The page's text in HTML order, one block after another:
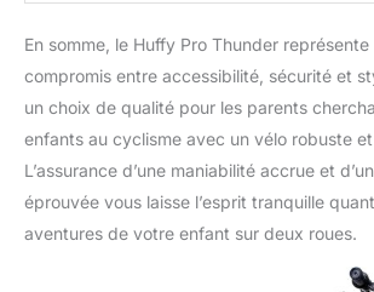
En somme, le Huffy Pro Thunder
compromis entre accessibilité, sécurité et
un choix de qualité pour les parents
enfants au cyclisme avec un vélo robuste
L’assurance d’une maniabilité accrue et
éprouvée vous laisse l’esprit tranquille
aventures de votre enfant sur deux roues.